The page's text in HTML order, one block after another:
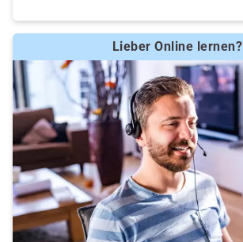
Lieber Online lernen?